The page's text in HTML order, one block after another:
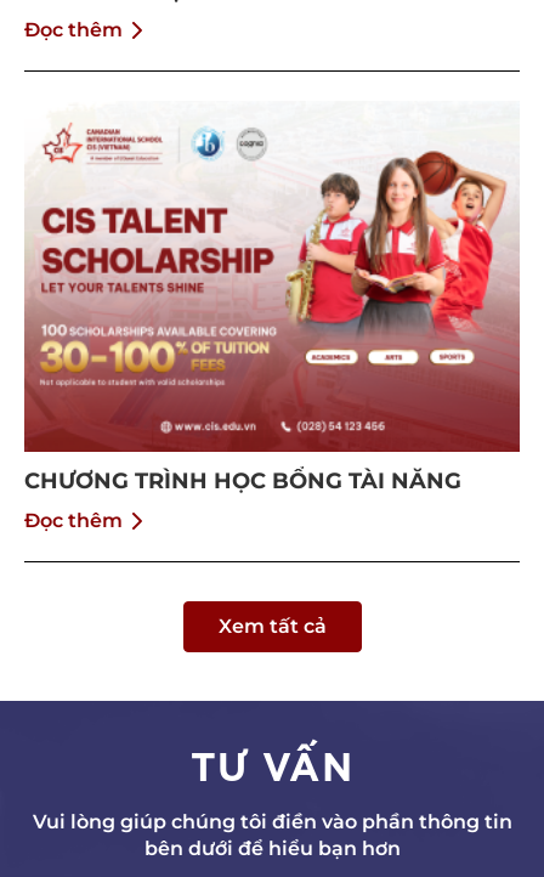
Đọc thêm
CHƯƠNG TRÌNH HỌC BỔNG TÀI NĂNG
Đọc thêm
Xem tất cả
TƯ VẤN
Vui lòng giúp chúng tôi điền vào phần thông tin
bên dưới để hiểu bạn hơn